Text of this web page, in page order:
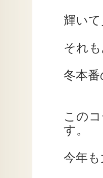
輝い
それ
冬本
この
す。
今年